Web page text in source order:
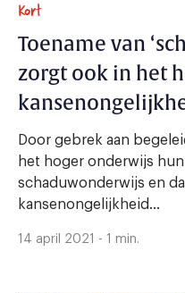
Kort
Toename van
zorgt ook in het
Door gebrek aan
het hoger onderwijs
schaduwonderwijs en
kansenongelijkheid...
14 april 2021 - 1 min.